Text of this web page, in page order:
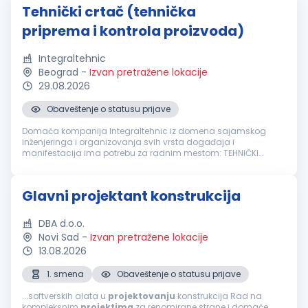
Tehnički crtač (tehnička
priprema i kontrola proizvoda)
Integraltehnic
Beograd - Izvan pretražene lokacije
29.08.2026
Obaveštenje o statusu prijave
Domaća kompanija Integraltehnic iz domena sajamskog
inženjeringa i organizovanja svih vrsta događaja i
manifestacija ima potrebu za radnim mestom: TEHNIČKI
Glavni projektant konstrukcija
DBA d.o.o.
Novi Sad - Izvan pretražene lokacije
13.08.2026
1. smena
Obaveštenje o statusu prijave
...softverskih alata u projektovanju konstrukcija Rad na